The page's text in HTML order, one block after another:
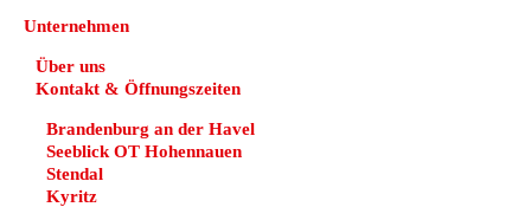
Unternehmen
Über uns
Kontakt & Öffnungszeiten
Brandenburg an der Havel
Seeblick OT Hohennauen
Stendal
Kyritz